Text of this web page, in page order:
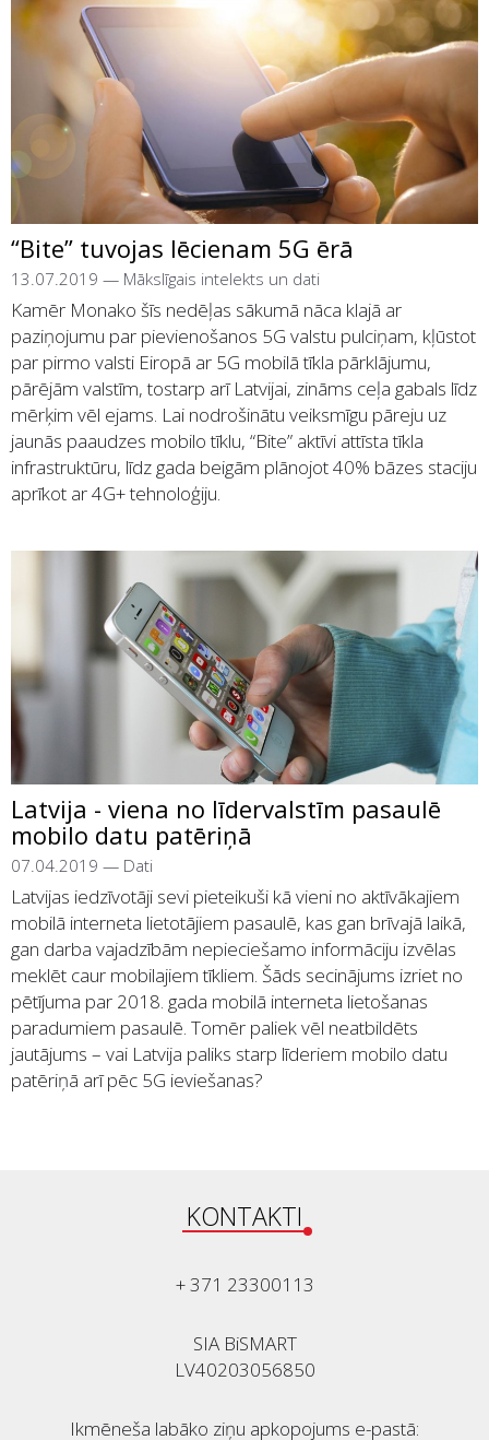
“Bite” tuvojas lēcienam 5G ērā
13.07.2019 — Mākslīgais intelekts un dati
Kamēr Monako šīs nedēļas sākumā nāca klajā ar
paziņojumu par pievienošanos 5G valstu pulciņam, kļūstot
par pirmo valsti Eiropā ar 5G mobilā tīkla pārklājumu,
pārējām valstīm, tostarp arī Latvijai, zināms ceļa gabals līdz
mērķim vēl ejams. Lai nodrošinātu veiksmīgu pāreju uz
jaunās paaudzes mobilo tīklu, “Bite” aktīvi attīsta tīkla
infrastruktūru, līdz gada beigām plānojot 40% bāzes staciju
aprīkot ar 4G+ tehnoloģiju.
Latvija - viena no līdervalstīm pasaulē
mobilo datu patēriņā
07.04.2019 — Dati
Latvijas iedzīvotāji sevi pieteikuši kā vieni no aktīvākajiem
mobilā interneta lietotājiem pasaulē, kas gan brīvajā laikā,
gan darba vajadzībām nepieciešamo informāciju izvēlas
meklēt caur mobilajiem tīkliem. Šāds secinājums izriet no
pētījuma par 2018. gada mobilā interneta lietošanas
paradumiem pasaulē. Tomēr paliek vēl neatbildēts
jautājums – vai Latvija paliks starp līderiem mobilo datu
patēriņā arī pēc 5G ieviešanas?
KONTAKTI
+ 371 23300113
SIA BiSMART
LV40203056850
Ikmēneša labāko ziņu apkopojums e-pastā: